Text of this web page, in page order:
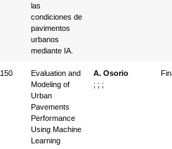
las
condiciones de
pavimentos
urbanos
mediante IA.
Evaluation and
Modeling of
Urban
Pavements
Performance
Using Machine
Learning
A. Osorio
; ; ;